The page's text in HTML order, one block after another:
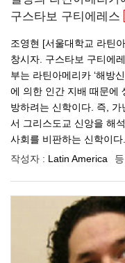
구스타보 구티에레스
조영현 [서울대학교 라틴
창시자. 구스타보 구티에
부는 라틴아메리카 ‘해방
에 의한 인간 지배 때문에
방하려는 신학이다. 즉,
서 그리스도교 신앙을 해
사회를 비판하는 신학이
작성자 : Latin America